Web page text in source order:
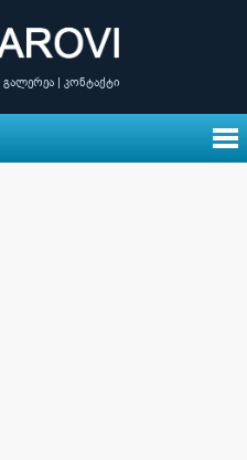
გალერეა| კონტაქტი